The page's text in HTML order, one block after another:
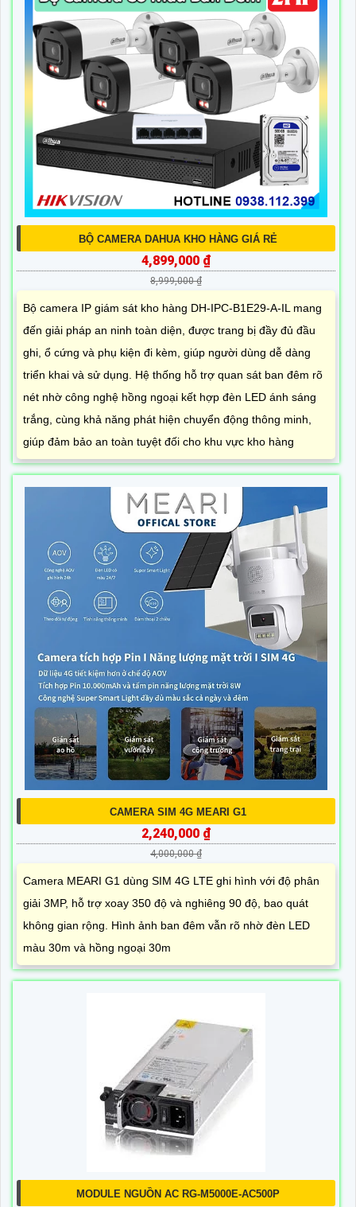
BỘ CAMERA DAHUA KHO HÀNG GIÁ RẺ
4,899,000 ₫
8,999,000 ₫
Bộ camera IP giám sát kho hàng DH-IPC-B1E29-A-IL mang
đến giải pháp an ninh toàn diện, được trang bị đầy đủ đầu
ghi, ổ cứng và phụ kiện đi kèm, giúp người dùng dễ dàng
triển khai và sử dụng. Hệ thống hỗ trợ quan sát ban đêm rõ
nét nhờ công nghệ hồng ngoại kết hợp đèn LED ánh sáng
trắng, cùng khả năng phát hiện chuyển động thông minh,
giúp đảm bảo an toàn tuyệt đối cho khu vực kho hàng
CAMERA SIM 4G MEARI G1
2,240,000 ₫
4,000,000 ₫
Camera MEARI G1 dùng SIM 4G LTE ghi hình với độ phân
giải 3MP, hỗ trợ xoay 350 độ và nghiêng 90 độ, bao quát
không gian rộng. Hình ảnh ban đêm vẫn rõ nhờ đèn LED
màu 30m và hồng ngoại 30m
MODULE NGUỒN AC RG-M5000E-AC500P